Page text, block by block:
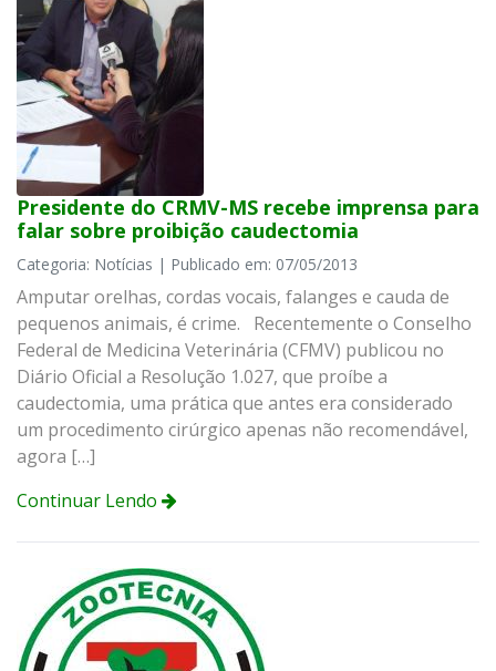
Presidente do CRMV-MS recebe imprensa para
falar sobre proibição caudectomia
Categoria: Notícias | Publicado em: 07/05/2013
Amputar orelhas, cordas vocais, falanges e cauda de
pequenos animais, é crime. Recentemente o Conselho
Federal de Medicina Veterinária (CFMV) publicou no
Diário Oficial a Resolução 1.027, que proíbe a
caudectomia, uma prática que antes era considerado
um procedimento cirúrgico apenas não recomendável,
agora […]
Continuar Lendo